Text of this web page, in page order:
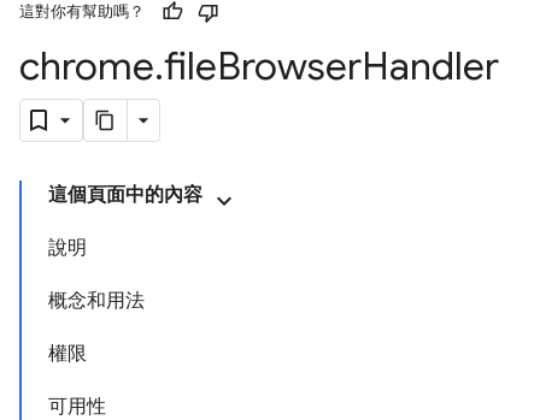
這對你有幫助嗎？
chrome.fileBrowserHandler
這個頁面中的內容
說明
概念和用法
權限
可用性